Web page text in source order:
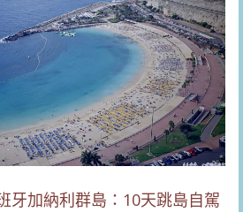
牙加納利群島：10天跳島自駕